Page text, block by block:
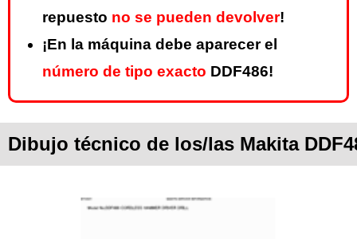
repuesto no se pueden devolver!
¡En la máquina debe aparecer el
número de tipo exacto DDF486!
Dibujo técnico de los/las Makita